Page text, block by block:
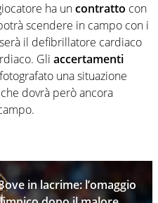
ha uncontratto con
scendere in campo con i
il defibrillatore cardiaco
Gli accertamenti
una situazione
dovrà però ancora
in lacrime: l’omaggio